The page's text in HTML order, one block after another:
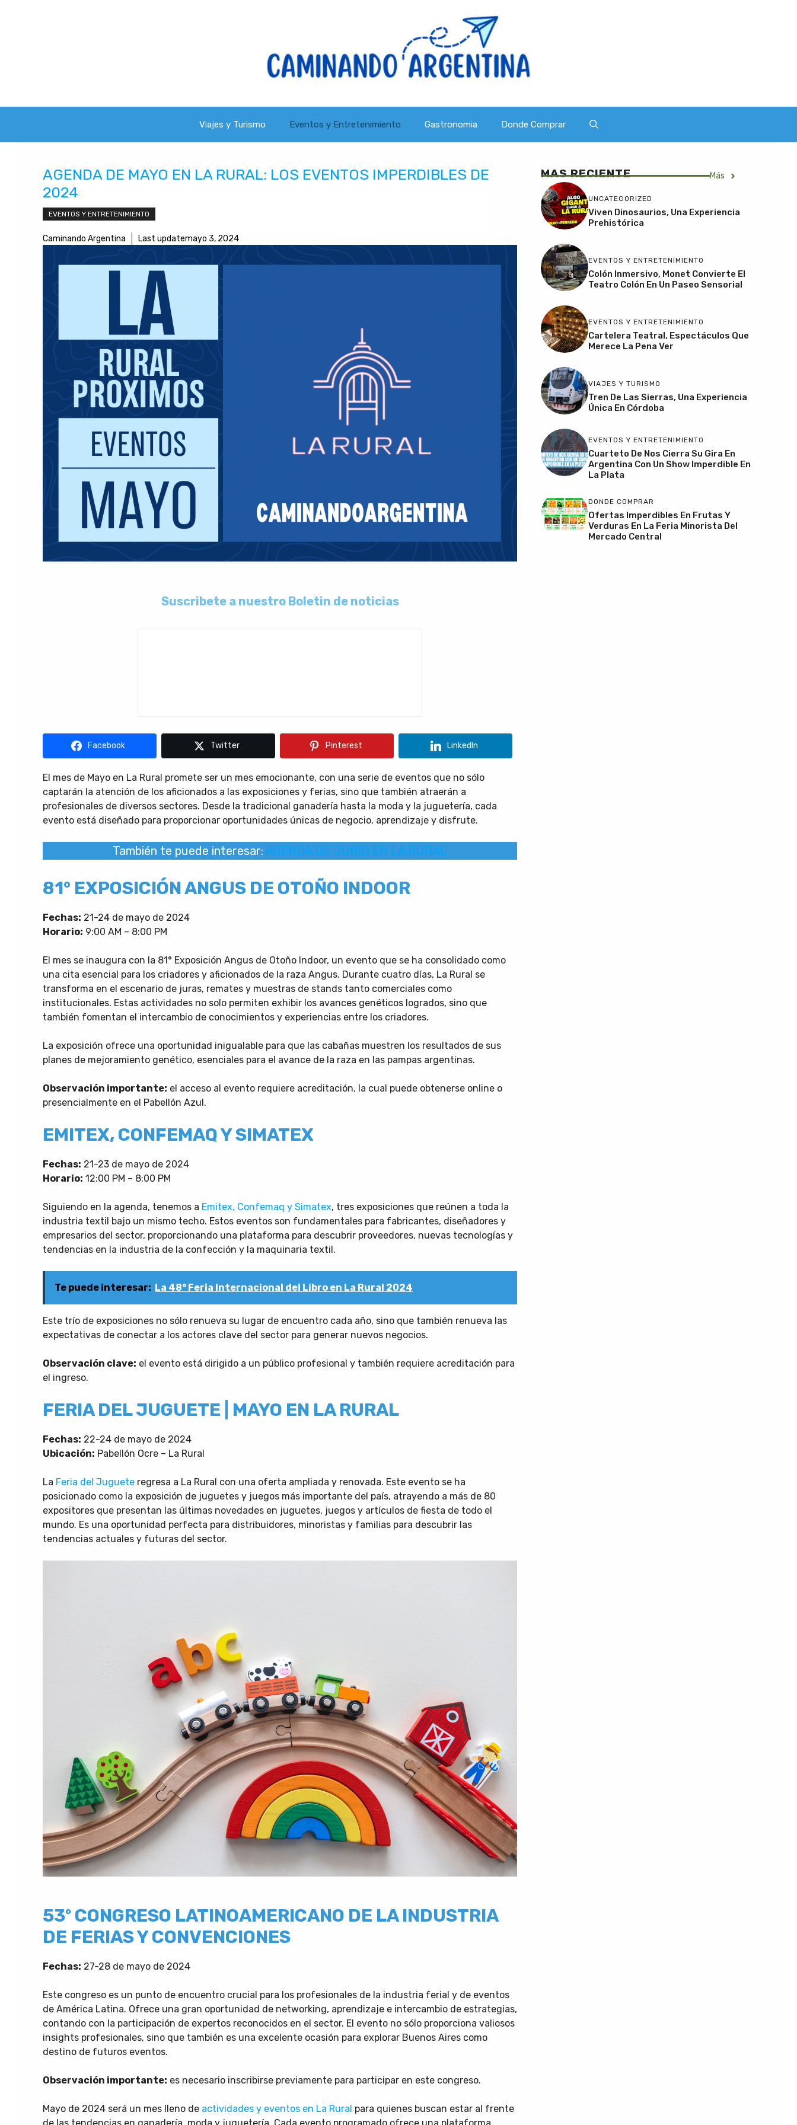
Viajes y Turismo Eventos y Entretenimiento Gastronomia Donde Comprar
AGENDA DE MAYO EN LA RURAL: LOS EVENTOS IMPERDIBLES DE
2024
EVENTOS Y ENTRETENIMIENTO
Caminando Argentina Last updatemayo 3, 2024
Suscribete a nuestro Boletin de noticias
Facebook Twitter Pinterest LinkedIn
El mes de Mayo en La Rural promete ser un mes emocionante, con una serie de eventos que no sólo
captarán la atención de los aficionados a las exposiciones y ferias, sino que también atraerán a
profesionales de diversos sectores. Desde la tradicional ganadería hasta la moda y la juguetería, cada
evento está diseñado para proporcionar oportunidades únicas de negocio, aprendizaje y disfrute.
También te puede interesar: AGENDA DE JUNIO EN LA RURAL
81° EXPOSICIÓN ANGUS DE OTOÑO INDOOR
Fechas: 21-24 de mayo de 2024
Horario: 9:00 AM – 8:00 PM
El mes se inaugura con la 81° Exposición Angus de Otoño Indoor, un evento que se ha consolidado como
una cita esencial para los criadores y aficionados de la raza Angus. Durante cuatro días, La Rural se
transforma en el escenario de juras, remates y muestras de stands tanto comerciales como
institucionales. Estas actividades no solo permiten exhibir los avances genéticos logrados, sino que
también fomentan el intercambio de conocimientos y experiencias entre los criadores.
La exposición ofrece una oportunidad inigualable para que las cabañas muestren los resultados de sus
planes de mejoramiento genético, esenciales para el avance de la raza en las pampas argentinas.
Observación importante: el acceso al evento requiere acreditación, la cual puede obtenerse online o
presencialmente en el Pabellón Azul.
EMITEX, CONFEMAQ Y SIMATEX
Fechas: 21-23 de mayo de 2024
Horario: 12:00 PM – 8:00 PM
Siguiendo en la agenda, tenemos a Emitex, Confemaq y Simatex, tres exposiciones que reúnen a toda la
industria textil bajo un mismo techo. Estos eventos son fundamentales para fabricantes, diseñadores y
empresarios del sector, proporcionando una plataforma para descubrir proveedores, nuevas tecnologías y
tendencias en la industria de la confección y la maquinaria textil.
Te puede interesar: La 48° Feria Internacional del Libro en La Rural 2024
Este trío de exposiciones no sólo renueva su lugar de encuentro cada año, sino que también renueva las
expectativas de conectar a los actores clave del sector para generar nuevos negocios.
Observación clave: el evento está dirigido a un público profesional y también requiere acreditación para
el ingreso.
FERIA DEL JUGUETE | MAYO EN LA RURAL
Fechas: 22-24 de mayo de 2024
Ubicación: Pabellón Ocre – La Rural
La Feria del Juguete regresa a La Rural con una oferta ampliada y renovada. Este evento se ha
posicionado como la exposición de juguetes y juegos más importante del país, atrayendo a más de 80
expositores que presentan las últimas novedades en juguetes, juegos y artículos de fiesta de todo el
mundo. Es una oportunidad perfecta para distribuidores, minoristas y familias para descubrir las
tendencias actuales y futuras del sector.
53º CONGRESO LATINOAMERICANO DE LA INDUSTRIA
DE FERIAS Y CONVENCIONES
Fechas: 27-28 de mayo de 2024
Este congreso es un punto de encuentro crucial para los profesionales de la industria ferial y de eventos
de América Latina. Ofrece una gran oportunidad de networking, aprendizaje e intercambio de estrategias,
contando con la participación de expertos reconocidos en el sector. El evento no sólo proporciona valiosos
insights profesionales, sino que también es una excelente ocasión para explorar Buenos Aires como
destino de futuros eventos.
Observación importante: es necesario inscribirse previamente para participar en este congreso.
Mayo de 2024 será un mes lleno de actividades y eventos en La Rural para quienes buscan estar al frente
MAS RECIENTE Más
UNCATEGORIZED
Viven Dinosaurios, Una Experiencia
Prehistórica
EVENTOS Y ENTRETENIMIENTO
Colón Inmersivo, Monet Convierte El
Teatro Colón En Un Paseo Sensorial
EVENTOS Y ENTRETENIMIENTO
Cartelera Teatral, Espectáculos Que
Merece La Pena Ver
VIAJES Y TURISMO
Tren De Las Sierras, Una Experiencia
Única En Córdoba
EVENTOS Y ENTRETENIMIENTO
Cuarteto De Nos Cierra Su Gira En
Argentina Con Un Show Imperdible En
La Plata
DONDE COMPRAR
Ofertas Imperdibles En Frutas Y
Verduras En La Feria Minorista Del
Mercado Central